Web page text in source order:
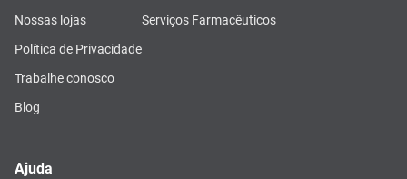
Nossas lojas
Política de Privacidade
Trabalhe conosco
Blog
Serviços Farmacêuticos
Ajuda